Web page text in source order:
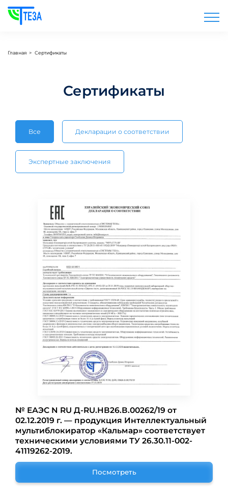
Главная > Сертификаты
Сертификаты
Все Декларации о соответствии
Экспертные заключения
№ ЕАЭС N RU Д-RU.НВ26.В.00262/19 от
02.12.2019 г. — продукция Интеллектуальный
мультиблокиратор «Кальмар» соответствует
техническими условиями ТУ 26.30.11-002-
41119262-2019.
Посмотреть